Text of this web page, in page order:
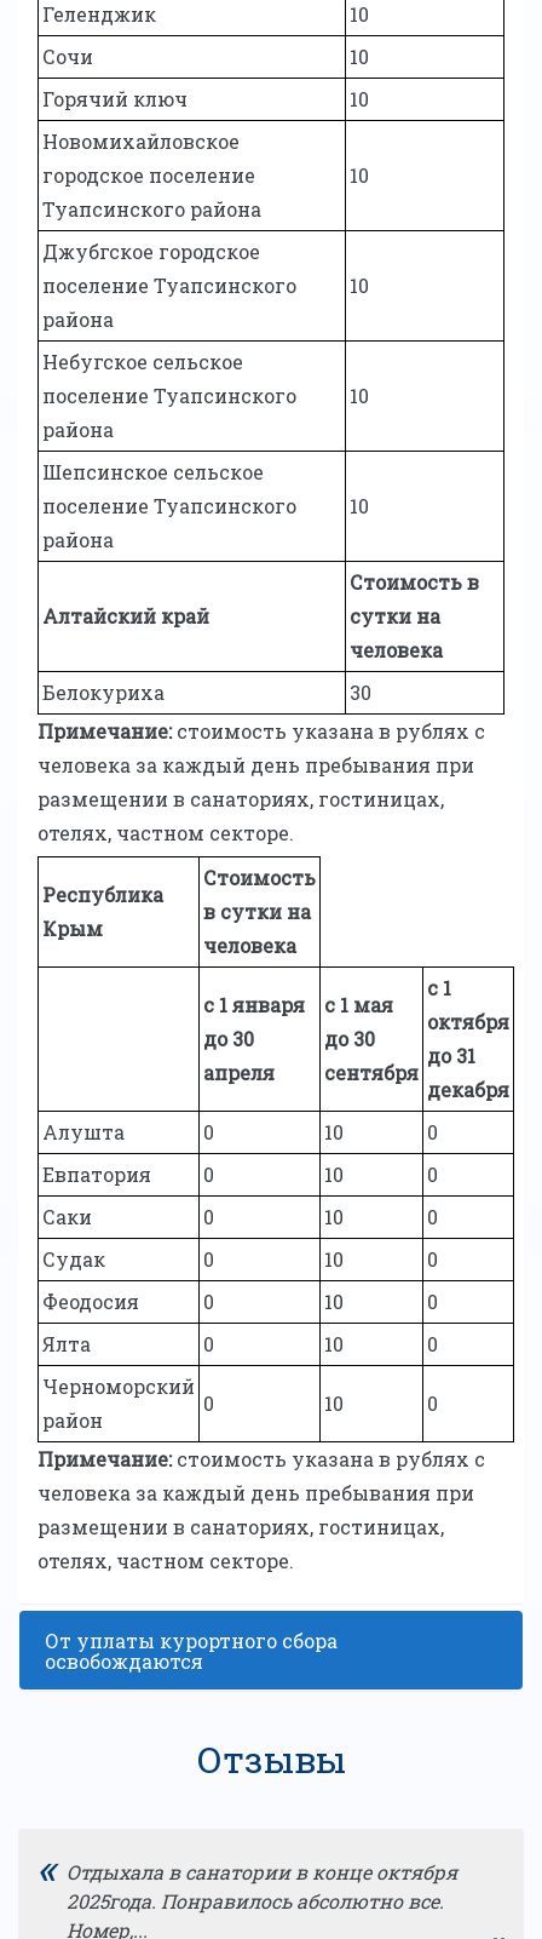
Геленджик
10
Сочи
10
Горячий ключ
10
Новомихайловское
городское поселение
Туапсинского района
10
Джубгское городское
поселение Туапсинского
района
10
Небугское сельское
поселение Туапсинского
района
10
Шепсинское сельское
поселение Туапсинского
района
10
Алтайский край
Стоимость в
сутки на
человека
Белокуриха
30
Примечание:cтоимость указана в рублях с
человека за каждый день пребывания при
размещении в санаториях, гостиницах,
отелях, частном секторе.
Республика
Крым
Стоимость
в сутки на
человека
с 1 января
до 30
апреля
с 1 мая
до 30
сентября
с 1
октября
до 31
декабря
Алушта
0 10
0
Евпатория
0 10
0
Саки
0 10
0
Судак
0 10
0
Феодосия
0 10
0
Ялта
0 10
0
Черноморский
район
0 10 0
Примечание:cтоимость указана в рублях с
человека за каждый день пребывания при
размещении в санаториях, гостиницах,
отелях, частном секторе.
От уплаты курортного сбора
освобождаются
Отзывы
« Отдыхала в санатории в конце октября
2025года. Понравилось абсолютно все.
Номер,...